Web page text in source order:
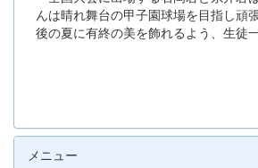
んは晴れ舞台の甲子園球場を目指し頑
後の夏に有終の美を飾れるよう、生徒
メニュー